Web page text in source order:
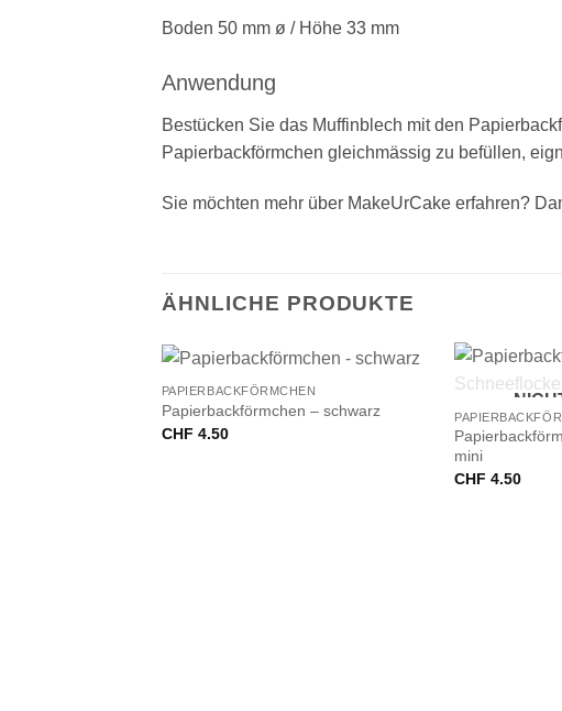
Boden 50 mm ø / Höhe 33 mm
Anwendung
Bestücken Sie das Muffinblech mit den
Papierbackförmchen gleichmässig zu befüllen,
Sie möchten mehr über MakeUrCake erfahren?
ÄHNLICHE PRODUKTE
+
PAPIERBACKFÖRMCHEN
Papierbackförmchen – schwarz
CHF 4.50
mini
CHF 4.50